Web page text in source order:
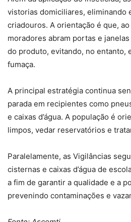
vistorias domiciliares, eliminando
criadouros. A orientação é que,
moradores abram portas e
do produto, evitando, no entanto,
fumaça.
A principal estratégia continua
parada em recipientes como
e caixas d’água. A população é
limpos, vedar reservatórios e
Paralelamente, as Vigilâncias
cisternas e caixas d’água de
a fim de garantir a qualidade e a
prevenindo contaminações e